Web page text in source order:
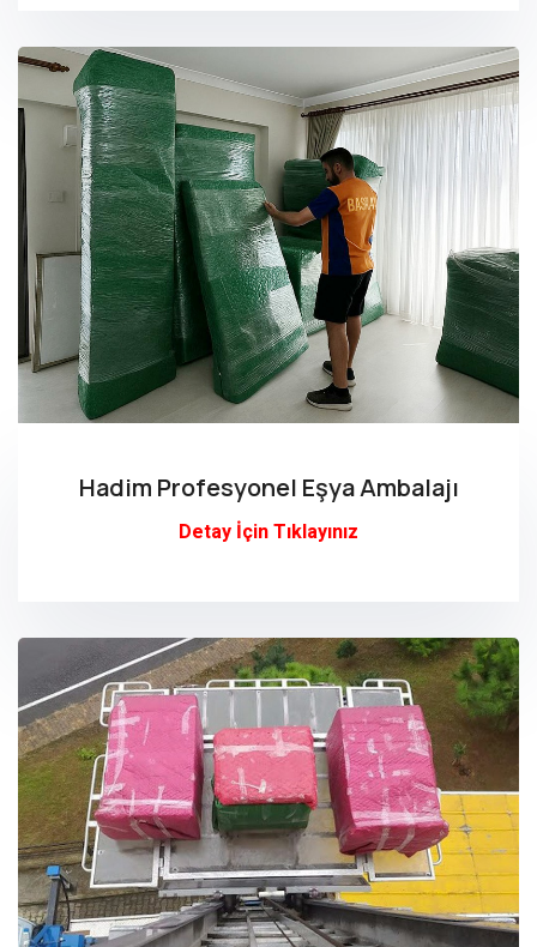
Hadim Profesyonel Eşya Ambalajı
Detay İçin Tıklayınız